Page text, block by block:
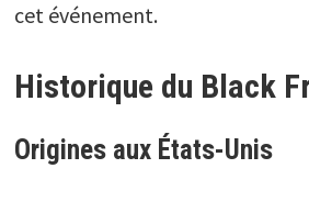
cet événement.
Historique du Black
Origines aux États-Unis